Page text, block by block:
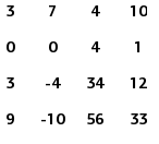
3 7 4 10
0 0 4 1
3 -4 34 12
9 -10 56 33